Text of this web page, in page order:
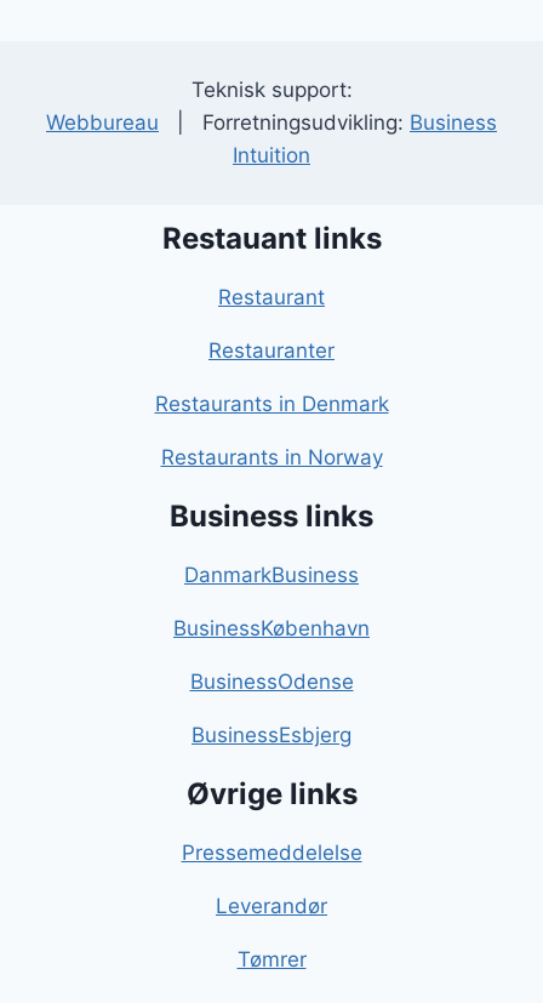
Teknisk support:
Webbureau | Forretningsudvikling: Business
Intuition
Restauant links
Restaurant
Restauranter
Restaurants in Denmark
Restaurants in Norway
Business links
DanmarkBusiness
BusinessKøbenhavn
BusinessOdense
BusinessEsbjerg
Øvrige links
Pressemeddelelse
Leverandør
Tømrer